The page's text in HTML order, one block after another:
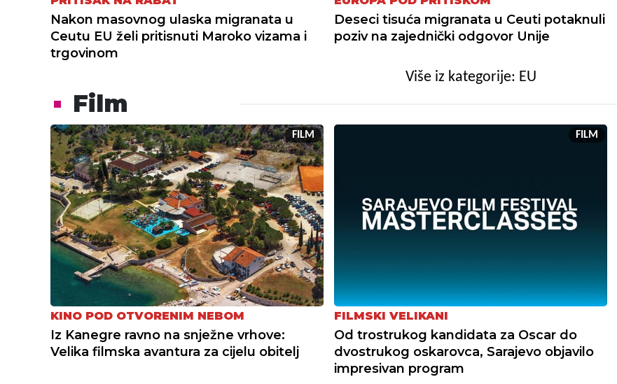
Nakon masovnog ulaska migranata u
Ceutu EU želi pritisnuti Maroko vizama i
trgovinom
Deseci tisuća migranata u Ceuti potaknuli
poziv na zajednički odgovor Unije
Više iz kategorije: EU
Film
FILM
KINO POD OTVORENIM NEBOM
Iz Kanegre ravno na snježne vrhove:
Velika filmska avantura za cijelu obitelj
FILM
FILMSKI VELIKANI
Od trostrukog kandidata za Oscar do
dvostrukog oskarovca, Sarajevo objavilo
impresivan program